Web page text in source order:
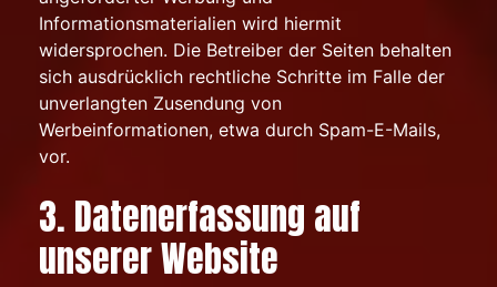
Informationsmaterialien wird hiermit
widersprochen. Die Betreiber der Seiten behalten
sich ausdrücklich rechtliche Schritte im Falle der
unverlangten Zusendung von
Werbeinformationen, etwa durch Spam-E-Mails,
vor.
3. Datenerfassung auf
unserer Website